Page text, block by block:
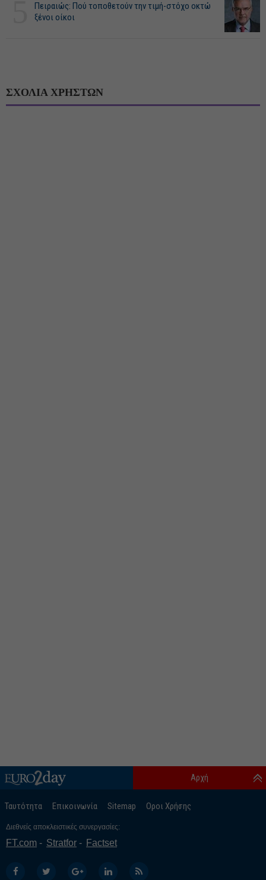
Πειραιώς: Πού τοποθετούν την τιμή-στόχο οκτώ
ξένοι οίκοι
ΣΧΟΛΙΑ ΧΡΗΣΤΩΝ
Ταυτότητα Επικοινωνία Sitemap Οροι Χρήσης
Αρχή
Διεθνείς αποκλειστικές συνεργασίες:
FT.com Stratfor Factset